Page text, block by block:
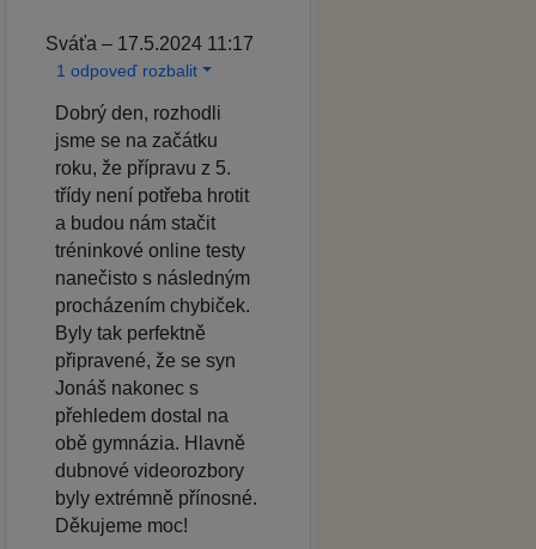
Sváťa – 17.5.2024 11:17
1 odpoveď rozbalit
Dobrý den, rozhodli
jsme se na začátku
roku, že přípravu z 5.
třídy není potřeba hrotit
a budou nám stačit
tréninkové online testy
nanečisto s následným
procházením chybiček.
Byly tak perfektně
připravené, že se syn
Jonáš nakonec s
přehledem dostal na
obě gymnázia. Hlavně
dubnové videorozbory
byly extrémně přínosné.
Děkujeme moc!